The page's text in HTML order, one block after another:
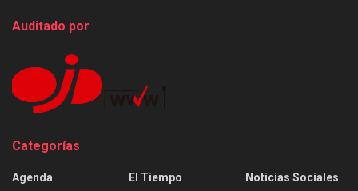
Auditado por
Categorías
Agenda
El Tiempo
Noticias Sociales